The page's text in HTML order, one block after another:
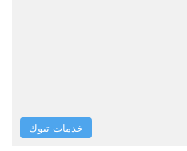
خدمات تبوك